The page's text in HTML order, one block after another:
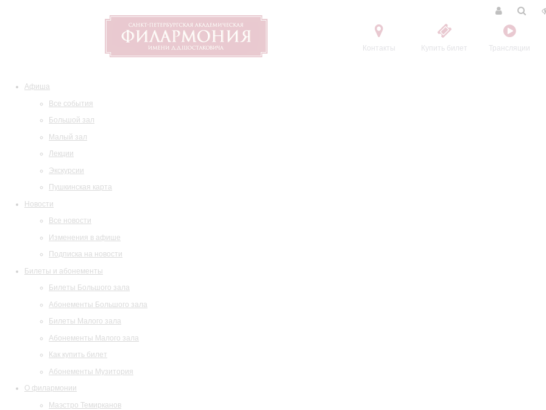
Контакты Купить билет Трансляции
Афиша
Все события
Большой зал
Малый зал
Лекции
Экскурсии
Пушкинская карта
Новости
Все новости
Изменения в афише
Подписка на новости
Билеты и абонементы
Билеты Большого зала
Абонементы Большого зала
Билеты Малого зала
Абонементы Малого зала
Как купить билет
Абонементы Музитория
О филармонии
Маэстро Темирканов